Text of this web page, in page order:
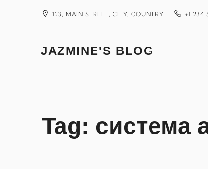
123, MAIN STREET, CITY, COUNTRY +1 234
JAZMINE'S BLOG
Tag: система